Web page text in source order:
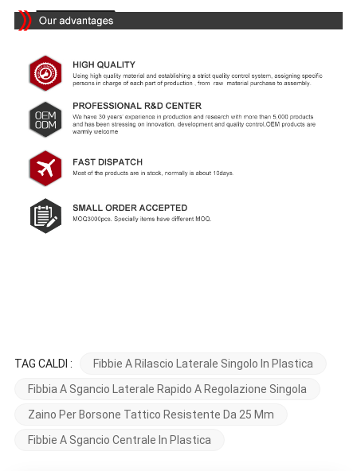
TAG CALDI :
Fibbie A Rilascio Laterale Singolo In Plastica
Fibbia A Sgancio Laterale Rapido A Regolazione Singola
Zaino Per Borsone Tattico Resistente Da 25 Mm
Fibbie A Sgancio Centrale In Plastica